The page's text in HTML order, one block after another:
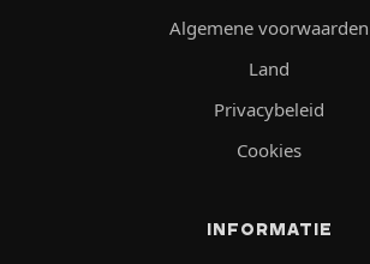
Algemene voorwaarden
Land
Privacybeleid
Cookies
INFORMATIE